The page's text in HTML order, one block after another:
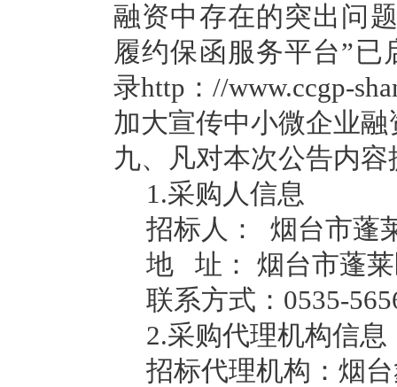
融资中存在的突出问
履约保函服务平台”
录http ： //www.ccgp-
加大宣传中小微企业
九、凡对本次公告内
1.采购人信息
招标人：
烟台市蓬
地
址：
烟台市蓬
联系方式： 0535-
2.采购代理机构信息
招标代理机构：烟